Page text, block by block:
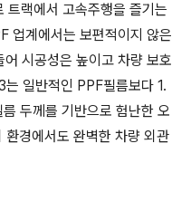
트랙에서 고속주행을 즐기는
업계에서는 보편적이지 않은
어 시공성은 높이고 차량 보호
는 일반적인 PPF필름보다 1.
름 두께를 기반으로 험난한 오
경에서도 완벽한 차량 외관